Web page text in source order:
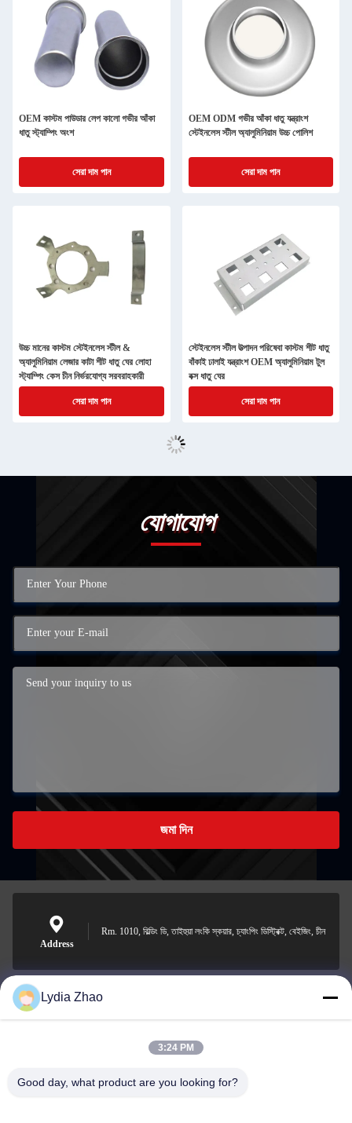
OEM কাস্টম পাউডার লেপ কালো গভীর আঁকা
ধাতু স্ট্যাম্পিং অংশ
সেরা দাম পান
OEM ODM গভীর আঁকা ধাতু যন্ত্রাংশ
স্টেইনলেস স্টীল অ্যালুমিনিয়াম উচ্চ পোলিশ
সেরা দাম পান
উচ্চ মানের কাস্টম স্টেইনলেস স্টীল &
অ্যালুমিনিয়াম লেজার কাটা শীট ধাতু ঘের লোহা
স্ট্যাম্পিং কেস চীন নির্ভরযোগ্য সরবরাহকারী
সেরা দাম পান
স্টেইনলেস স্টীল উত্পাদন পরিষেবা কাস্টম শীট ধাতু
বাঁকাই ঢালাই যন্ত্রাংশ OEM অ্যালুমিনিয়াম টুল
বক্স ধাতু ঘের
সেরা দাম পান
যোগাযোগ
জমা দিন
Address
Rm. 1010, বিল্ডিং ডি, তাইহুয়া লংকি স্কয়ার, চ্যাংপিং ডিস্ট্রিক্ট, বেইজিং, চীন
jesingd@vip.sina.com
Lydia Zhao
3:24 PM
Good day, what product are you looking for?